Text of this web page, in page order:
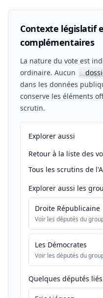
Contexte législatif
complémentaires
La nature du vote est
ordinaire. Aucun
📖
dans les données
conserve les éléments
scrutin.
Explorer aussi
Retour à la liste des
Tous les scrutins de
Explorer aussi les
Droite Républicaine
Voir les députés du
Les Démocrates
Voir les députés du
Quelques députés